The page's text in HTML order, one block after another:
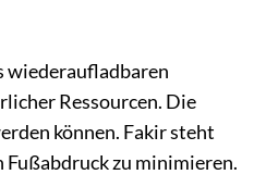
wiederaufladbaren
Ressourcen. Die
können. Fakir steht
zu minimieren.